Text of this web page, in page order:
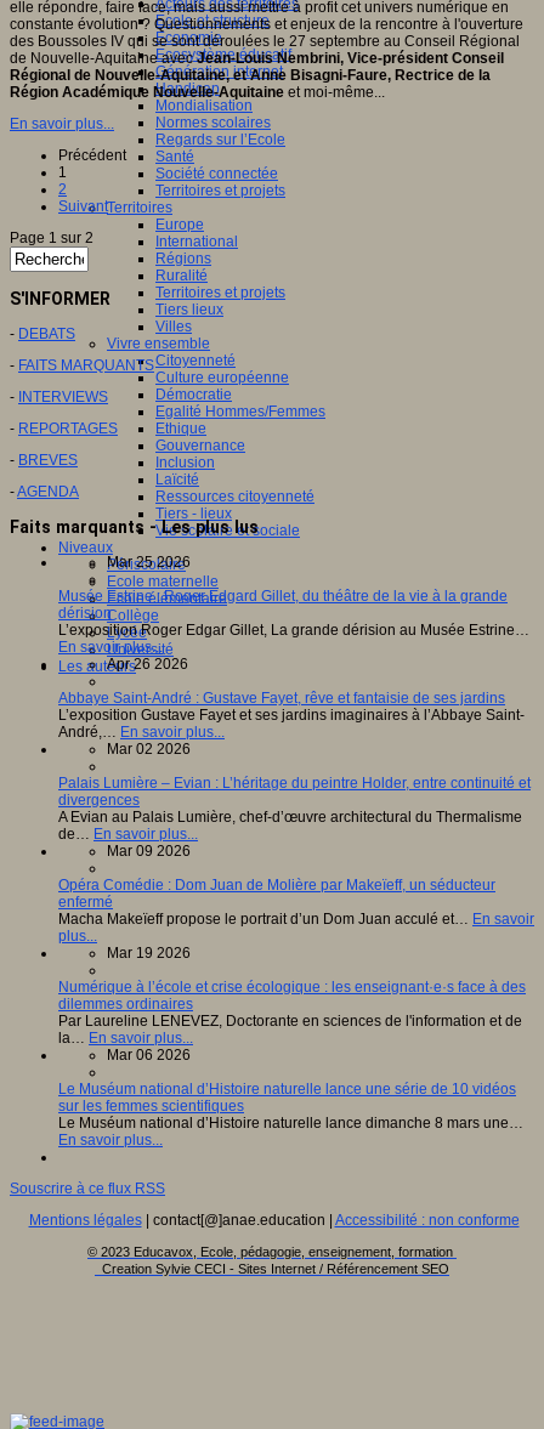
Acteurs des territoires
Ecole et structure
Economie
Ecosystème éducatif
Génération internet
Handicap
Mondialisation
Normes scolaires
Regards sur l’Ecole
Santé
Société connectée
Territoires et projets
Territoires
Europe
International
Régions
Ruralité
Territoires et projets
Tiers lieux
Villes
Vivre ensemble
Citoyenneté
Culture européenne
Démocratie
Egalité Hommes/Femmes
Ethique
Gouvernance
Inclusion
Laïcité
Ressources citoyenneté
Tiers - lieux
Vie scolaire et sociale
Niveaux
Périscolaire
Ecole maternelle
Ecole élémentaire
Collège
Lycée
Université
Les auteurs
elle répondre, faire face, mais aussi mettre à profit cet univers numérique en
constante évolution ? Questionnements et enjeux de la rencontre à l'ouverture
des Boussoles IV qui se sont déroulées le 27 septembre au Conseil Régional
de Nouvelle-Aquitaine avecJean-Louis Nembrini, Vice-président Conseil
Régional de Nouvelle-Aquitaine, et Anne Bisagni-Faure, Rectrice de la
Région Académique Nouvelle-Aquitaine et moi-même...
En savoir plus...
Précédent
1
2
Suivant
Page 1 sur 2
S'INFORMER
- DEBATS
- FAITS MARQUANTS
- INTERVIEWS
- REPORTAGES
- BREVES
-AGENDA
Faits marquants - Les plus lus
Mar 25 2026
Musée Estrine : Roger Edgard Gillet, du théâtre de la vie à la grande
dérision
L’exposition Roger Edgar Gillet, La grande dérision au Musée Estrine…
En savoir plus...
Apr 26 2026
Abbaye Saint-André : Gustave Fayet, rêve et fantaisie de ses jardins
L’exposition Gustave Fayet et ses jardins imaginaires à l’Abbaye Saint-
André,… En savoir plus...
Mar 02 2026
Palais Lumière – Evian : L’héritage du peintre Holder, entre continuité et
divergences
A Evian au Palais Lumière, chef-d’œuvre architectural du Thermalisme
de… En savoir plus...
Mar 09 2026
Opéra Comédie : Dom Juan de Molière par Makeïeff, un séducteur
enfermé
Macha Makeïeff propose le portrait d’un Dom Juan acculé et… En savoir
plus...
Mar 19 2026
Numérique à l’école et crise écologique : les enseignant·e·s face à des
dilemmes ordinaires
Par Laureline LENEVEZ, Doctorante en sciences de l'information et de
la… En savoir plus...
Mar 06 2026
Le Muséum national d’Histoire naturelle lance une série de 10 vidéos
sur les femmes scientifiques
Le Muséum national d’Histoire naturelle lance dimanche 8 mars une…
En savoir plus...
Souscrire à ce flux RSS
Mentions légales| contact[@]anae.education | Accessibilité : non conforme
© 2023 Educavox, Ecole, pédagogie, enseignement, formation
Creation Sylvie CECI - Sites Internet / Référencement SEO